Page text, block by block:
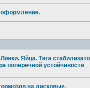
оформление.
Яйца. Тяга
поперечной устойчивости
на дисковые.